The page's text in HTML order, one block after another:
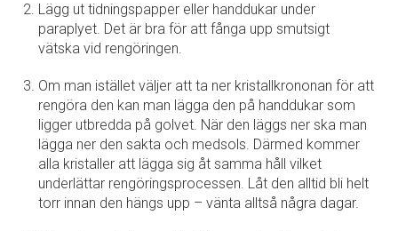
Lägg ut tidningspapper eller handdukar under
paraplyet. Det är bra för att fånga upp smutsigt
vätska vid rengöringen.
Om man istället väljer att ta ner kristallkrononan för att
rengöra den kan man lägga den på handdukar som
ligger utbredda på golvet. När den läggs ner ska man
lägga ner den sakta och medsols. Därmed kommer
alla kristaller att lägga sig åt samma håll vilket
underlättar rengöringsprocessen. Låt den alltid bli helt
torr innan den hängs upp – vänta alltså några dagar.